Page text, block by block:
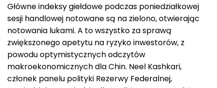
Główne indeksy giełdowe podczas poniedziałkowej
sesji handlowej notowane są na zielono, otwierając
notowania lukami. A to wszystko za sprawą
zwiększonego apetytu na ryzyko inwestorów, z
powodu optymistycznych odczytów
makroekonomicznych dla Chin. Neel Kashkari,
członek panelu polityki Rezerwy Federalnej,